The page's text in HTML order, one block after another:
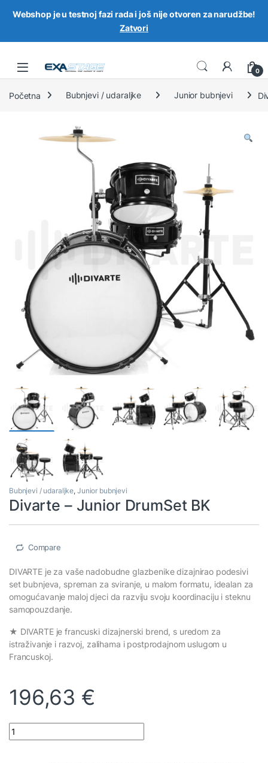
Skip to navigation
Skip to content
0
Početna Bubnjevi / udaraljke Junior bubnjevi
Bubnjevi / udaraljke, Junior bubnjevi
Divarte – Junior DrumSet BK
Compare
DIVARTE je za vaše nadobudne glazbenike dizajnirao podesivi
set bubnjeva, spreman za sviranje, u malom formatu, idealan za
omogućavanje maloj djeci da razviju svoju koordinaciju i steknu
samopouzdanje.
★ DIVARTE je francuski dizajnerski brend, s uredom za
istraživanje i razvoj, zalihama i postprodajnom uslugom u
Francuskoj.
196,63 €
Divarte - Junior DrumSet BK quantity
Webshop je u testnoj fazi rada i još nije otvoren za narudžbe!
Zatvori